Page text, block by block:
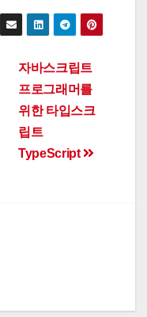
자바스크립트
프로그래머를
위한 타입스크
립트
TypeScript